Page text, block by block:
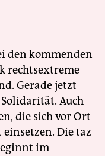
den kommenden
rechtsextreme
Gerade jetzt
Auch
die sich vor Ort
Die taz
im